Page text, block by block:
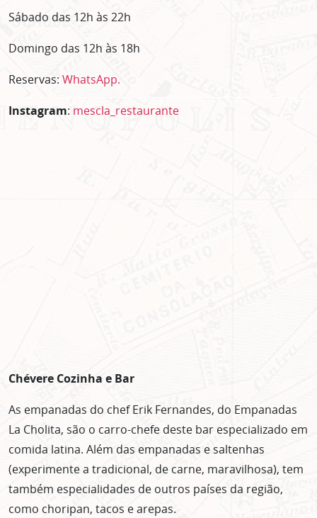
Sábado das 12h às 22h
Domingo das 12h às 18h
Reservas: WhatsApp.
Instagram: mescla_restaurante
Chévere Cozinha e Bar
As empanadas do chef Erik Fernandes, do Empanadas
La Cholita, são o carro-chefe deste bar especializado em
comida latina. Além das empanadas e saltenhas
(experimente a tradicional, de carne, maravilhosa), tem
também especialidades de outros países da região,
como choripan, tacos e arepas.